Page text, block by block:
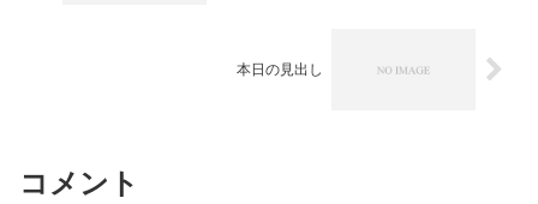
本日の見出し
コメント